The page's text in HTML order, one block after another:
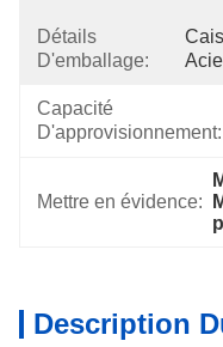
Détails
D'emballage:
Capacité
D'approvisionnement:
Mettre en évidence:
Description